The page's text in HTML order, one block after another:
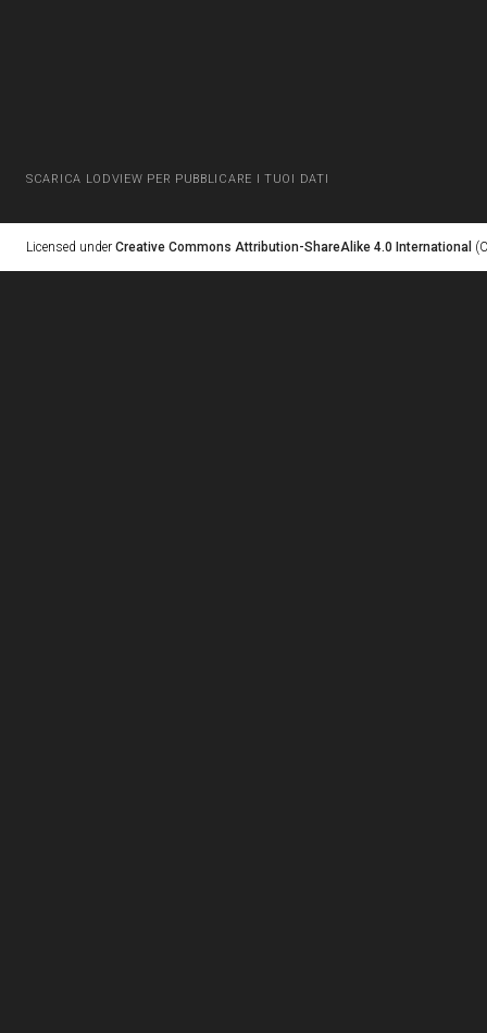
SCARICA LODVIEW PER PUBBLICARE I TUOI DATI
Licensed under Creative Commons Attribution-ShareAlike 4.0 International